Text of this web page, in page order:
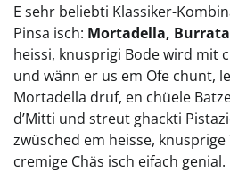
E sehr beliebti Klassiker-
Pinsa isch: Mortadella,
heissi, knusprigi Bode wird mit
und wänn er us em Ofe chunt,
Mortadella druf, en chüele
d’Mitti und streut ghackti
zwüsched em heisse,
cremige Chäs isch eifach genial.